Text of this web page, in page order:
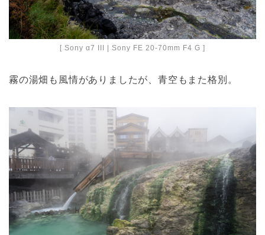
[ Sony α7 III | Sony FE 20-70mm F4 G ]
霧の湯畑も風情がありましたが、青空もまた格別。